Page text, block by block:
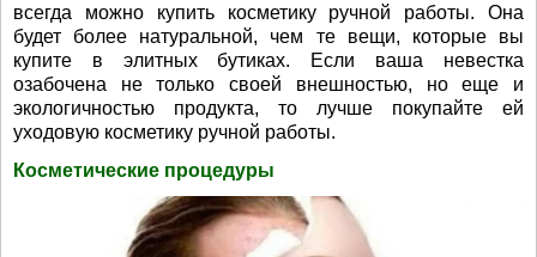
всегда можно купить косметику ручной работы. Она
будет более натуральной, чем те вещи, которые вы
купите в элитных бутиках. Если ваша невестка
озабочена не только своей внешностью, но еще и
экологичностью продукта, то лучше покупайте ей
уходовую косметику ручной работы.
Косметические процедуры